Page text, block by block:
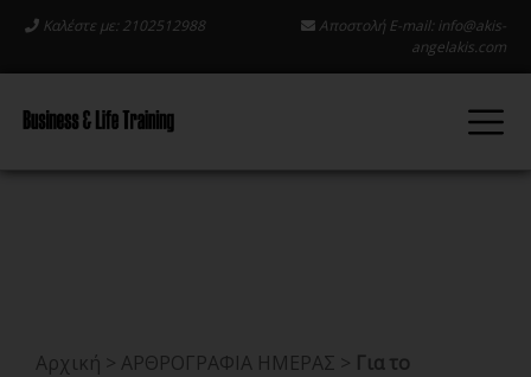
Καλέστε με: 2102512988 Αποστολή E-mail: info@akis-
angelakis.com
Αρχική > ΑΡΘΡΟΓΡΑΦΙΑ ΗΜΕΡΑΣ > Για το